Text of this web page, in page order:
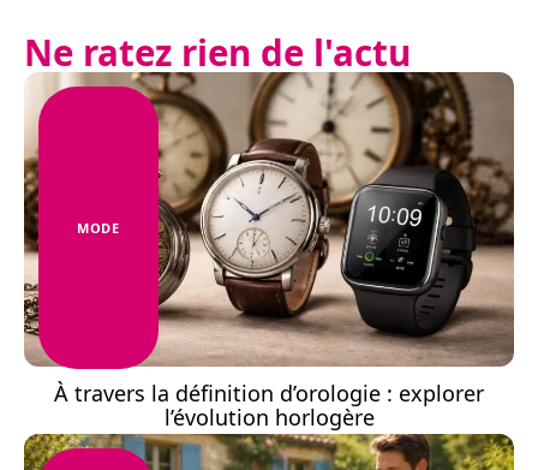
Ne ratez rien de l'actu
MODE
À travers la définition d’orologie : explorer
l’évolution horlogère